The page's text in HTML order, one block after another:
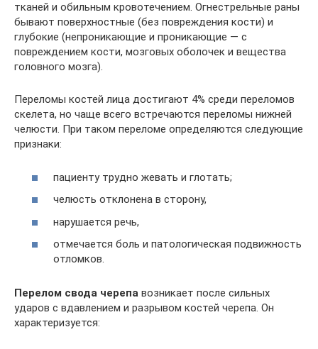
тканей и обильным кровотечением. Огнестрельные раны
бывают поверхностные (без повреждения кости) и
глубокие (непроникающие и проникающие — с
повреждением кости, мозговых оболочек и вещества
головного мозга).
Переломы костей лица достигают 4% среди переломов
скелета, но чаще всего встречаются переломы нижней
челюсти. При таком переломе определяются следующие
признаки:
пациенту трудно жевать и глотать;
челюсть отклонена в сторону,
нарушается речь,
отмечается боль и патологическая подвижность
отломков.
Перелом свода черепа возникает после сильных
ударов с вдавлением и разрывом костей черепа. Он
характеризуется: